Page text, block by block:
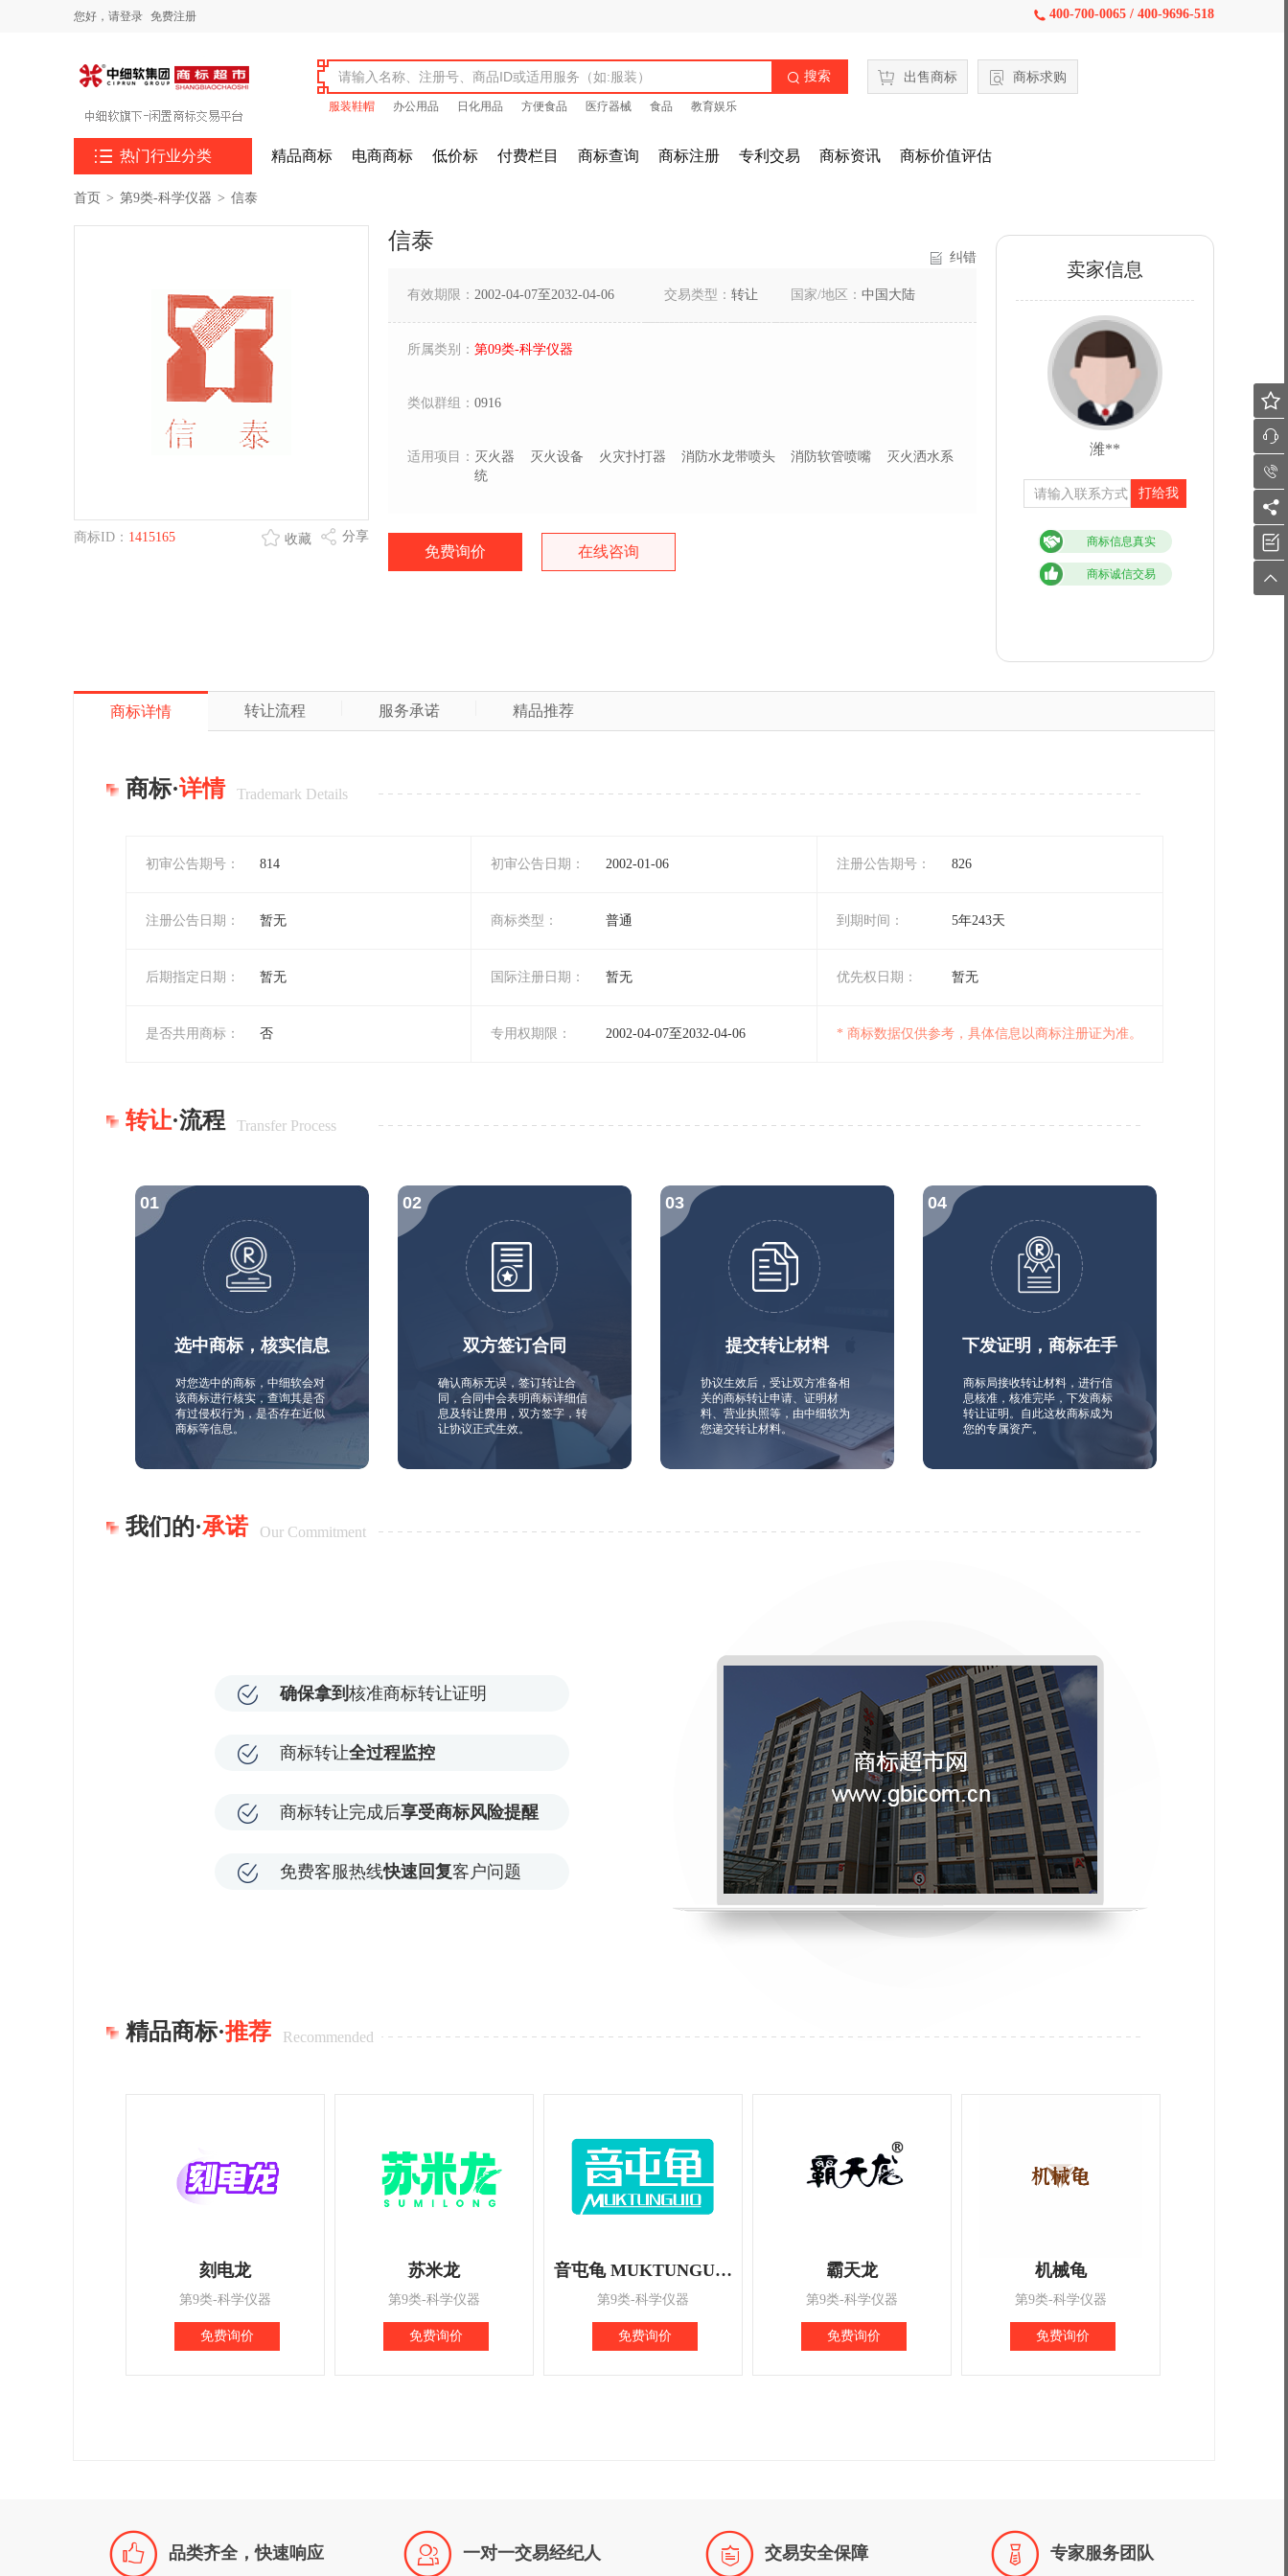
您好， 请登录 免费注册  400-700-0065 / 400-9696-518
 搜索
服装鞋帽 办公用品 日化用品 方便食品 医疗器械 食品 教育娱乐
出售商标 商标求购
 热门行业分类 精品商标 电商商标 低价标 付费栏目 商标查询 商标注册 专利交易 商标资讯 商标价值评估
首页 > 第9类-科学仪器 > 信泰
商标ID： 1415165 分享
收藏
信泰
纠错
有效期限： 2002-04-07至2032-04-06 交易类型： 转让 国家/地区： 中国大陆
所属类别： 第09类-科学仪器
类似群组： 0916
适用项目： 灭火器 灭火设备 火灾扑打器 消防水龙带喷头 消防软管喷嘴
灭火洒水系
统
免费询价 在线咨询
卖家信息
潍**
打给我
商标信息真实
商标诚信交易
商标详情 转让流程 服务承诺 精品推荐
商标·详情 Trademark Details
初审公告期号： 814 初审公告日期： 2002-01-06 注册公告期号： 826
注册公告日期： 暂无 商标类型： 普通 到期时间： 5年243天
后期指定日期： 暂无 国际注册日期： 暂无 优先权日期： 暂无
是否共用商标： 否 专用权期限： 2002-04-07至2032-04-06 * 商标数据仅供参考，具体信息以商标注册证为准。
转让·流程 Transfer Process
选中商标，核实信息
对您选中的商标，中细软会对
该商标进行核实，查询其是否
有过侵权行为，是否存在近似
商标等信息。
双方签订合同
确认商标无误，签订转让合
同，合同中会表明商标详细信
息及转让费用，双方签字，转
让协议正式生效。
提交转让材料
协议生效后，受让双方准备相
关的商标转让申请、证明材
料、营业执照等，由中细软为
您递交转让材料。
下发证明，商标在手
商标局接收转让材料，进行信
息核准，核准完毕，下发商标
转让证明。自此这枚商标成为
您的专属资产。
我们的·承诺 Our Commitment
确保拿到 核准商标转让证明
商标转让全过程监控
商标转让完成后享受商标风险提醒
免费客服热线快速回复客户问题
精品商标·推荐 Recommended
刻电龙
第9类-科学仪器
免费询价
苏米龙
第9类-科学仪器
免费询价
音屯龟 MUKTUNGUIO
第9类-科学仪器
免费询价
霸天龙
第9类-科学仪器
免费询价
机械龟
第9类-科学仪器
免费询价
 品类齐全，快速响应  一对一交易经纪人  交易安全保障  专家服务团队





